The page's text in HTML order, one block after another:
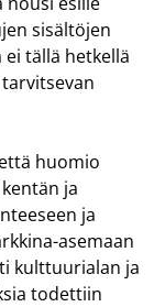
sisältöjen
tällä hetkellä
huomio
ja
ja
asemaan
kulttuurialan ja
todettiin